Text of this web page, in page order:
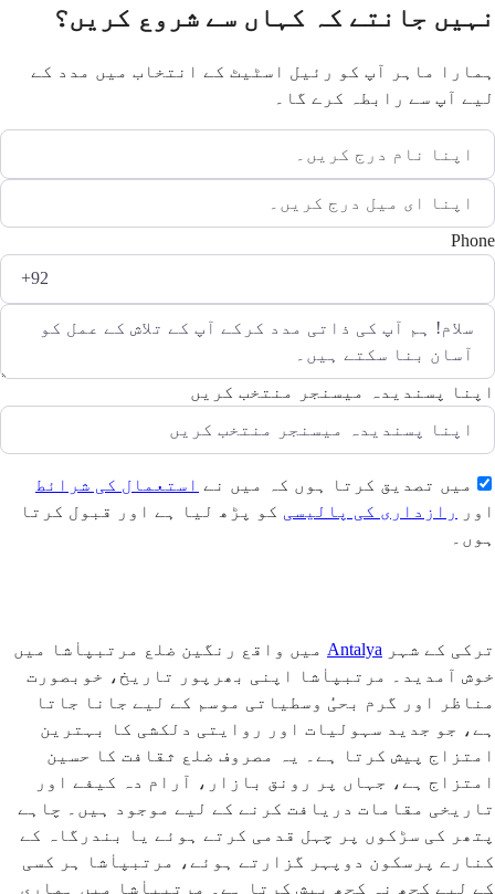
نہیں جانتے کہ کہاں سے شروع کریں؟
ہمارا ماہر آپ کو رئیل اسٹیٹ کے انتخاب میں مدد کے
لیے آپ سے رابطہ کرے گا۔
Phone
اپنا پسندیدہ میسنجر منتخب کریں
میں تصدیق کرتا ہوں کہ میں نے استعمال کی شرائط
اور
رازداری کی پالیسی کو پڑھ لیا ہے اور قبول کرتا
ہوں۔
ترکی کے شہر Antalya میں واقع رنگین ضلع مرتبپاٰشا میں
خوش آمدید۔ مرتبپاٰشا اپنی بھرپور تاریخ، خوبصورت
مناظر اور گرم بحیٰٔ وسطیاتی موسم کے لیے جانا جاتا
ہے، جو جدید سہولیات اور روایتی دلکشی کا بہترین
امتزاج پیش کرتا ہے۔ یہ مصروف ضلع ثقافت کا حسین
امتزاج ہے، جہاں پر رونق بازار، آرام دہ کیفے اور
تاریخی مقامات دریافت کرنے کے لیے موجود ہیں۔ چاہے
پتھر کی سڑکوں پر چہل قدمی کرتے ہوئے یا بندرگاہ کے
کنارے پرسکون دوپہر گزارتے ہوئے، مرتبپاٰشا ہر کسی
کے لیے کچھ نہ کچھ پیش کرتا ہے۔ مرتبپاٰشا میں ہماری